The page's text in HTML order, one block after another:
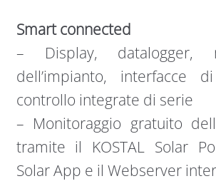
Smart connected
– Display, datalogger,
dell’impianto,
controllo integrate di serie
– Monitoraggio gratuito
tramite il KOSTAL Solar
Solar App e il Webserver